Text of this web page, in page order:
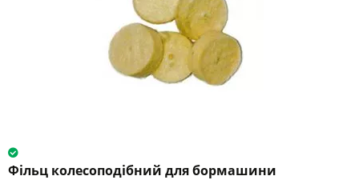
Фільц колесоподібний для бормашини